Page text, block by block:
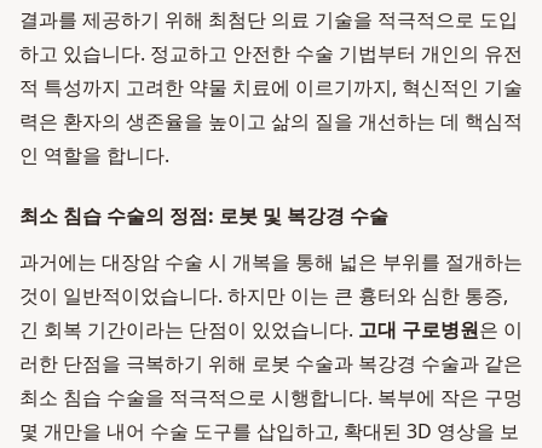
결과를 제공하기 위해 최첨단 의료 기술을 적극적으로 도입
하고 있습니다. 정교하고 안전한 수술 기법부터 개인의 유전
적 특성까지 고려한 약물 치료에 이르기까지, 혁신적인 기술
력은 환자의 생존율을 높이고 삶의 질을 개선하는 데 핵심적
인 역할을 합니다.
최소 침습 수술의 정점: 로봇 및 복강경 수술
과거에는 대장암 수술 시 개복을 통해 넓은 부위를 절개하는
것이 일반적이었습니다. 하지만 이는 큰 흉터와 심한 통증,
긴 회복 기간이라는 단점이 있었습니다. 고대 구로병원은 이
러한 단점을 극복하기 위해 로봇 수술과 복강경 수술과 같은
최소 침습 수술을 적극적으로 시행합니다. 복부에 작은 구멍
몇 개만을 내어 수술 도구를 삽입하고, 확대된 3D 영상을 보